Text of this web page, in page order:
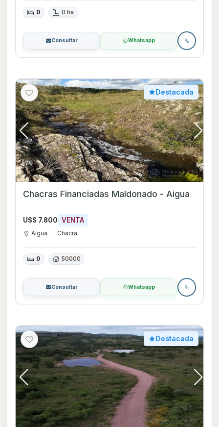
0 0 ha
Consultar Whatsapp
Destacada
Chacras Financiadas Maldonado - Aigua
U$S 7.800 VENTA
Aigua Chacra
0 50000
Consultar Whatsapp
Destacada